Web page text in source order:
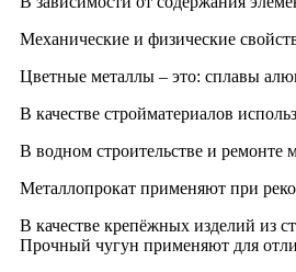
Механические и физические
Цветные металлы – это: сплавы
В качестве стройматериалов
В водном строительстве и ремонте
Металлопрокат применяют при
В качестве крепёжных изделий из
Прочный чугун применяют для